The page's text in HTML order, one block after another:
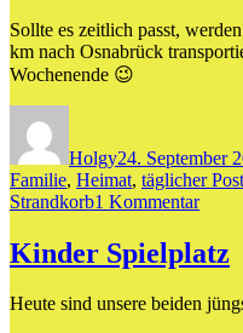
Sollte es zeitlich passt,
km nach Osnabrück
Wochenende 😉
Holgy24. September
Familie, Heimat, täglicher Post
Strandkorb1 Kommentarzu
Kinder Spielplatz
Heute sind unsere beiden